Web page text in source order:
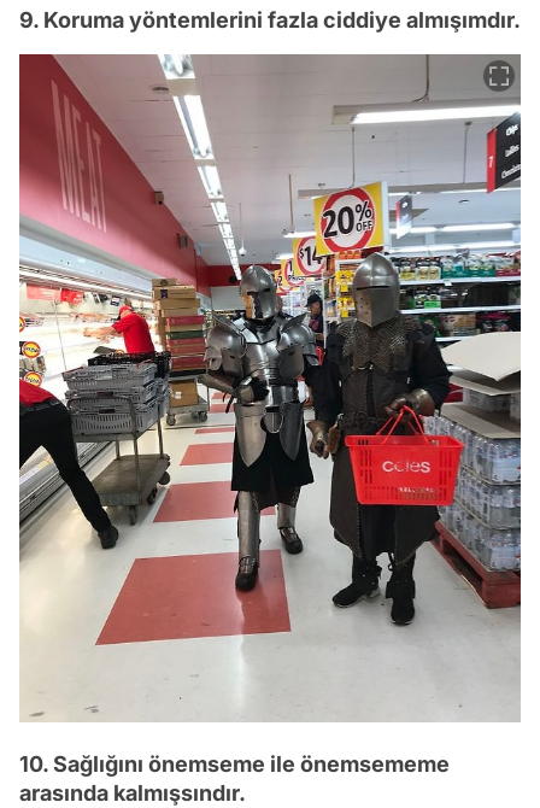
9. Koruma yöntemlerini fazla ciddiye almışımdır.
10. Sağlığını önemseme ile önemsememe
arasında kalmışsındır.